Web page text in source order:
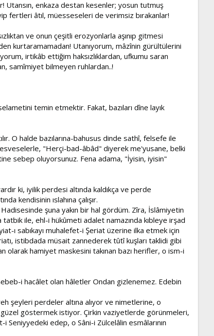
Utansın, enkaza destan kesenler; yosun tutmuş
fertleri âtıl, müesseseleri de verimsiz bırakanlar!
ve onun çeşitli erozyonlarla aşınıp gitmesi
kurtaramamadan! Utanıyorum, mâzînin gürültülerini
irtikâb ettiğim haksızlıklardan, ufkumu saran
samîmiyet bilmeyen ruhlardan..!
temin etmektir. Fakat, bazıları dîne layık
O halde bazılarına-bahusus dinde sathî, felsefe ile
"Herçi-bad-âbâd" diyerek me'yusane, belki
sebep oluyorsunuz. Fena adama, "İyisin, iyisin"
ki, iyilik perdesi altında kaldıkça ve perde
kendisinin ıslahına çalışır.
şuna yakın bir hal gördüm. Zîra, İslâmiyetin
ile, ehl-i hükûmeti adalet namazında kıbleye irşad
ı sabıkayı muhalefet-i Şeriat üzerine ilka etmek için
istibdada müsait zannederek tûtî kuşları taklidi gibi
olarak hamiyet maskesini takınan bazı herifler, o ism-i
i hacâlet olan hâletler Ondan gizlenemez. Edebin
şeyleri perdeler altına alıyor ve nimetlerine, o
güzel göstermek istiyor. Çirkin vaziyetlerde görünmeleri,
edep, o Sâni-i Zülcelâlin esmâlarının